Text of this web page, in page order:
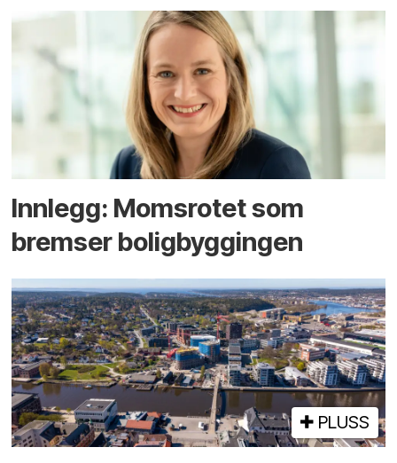
Innlegg: Moms­rotet som
bremser bolig­byggingen
PLUSS